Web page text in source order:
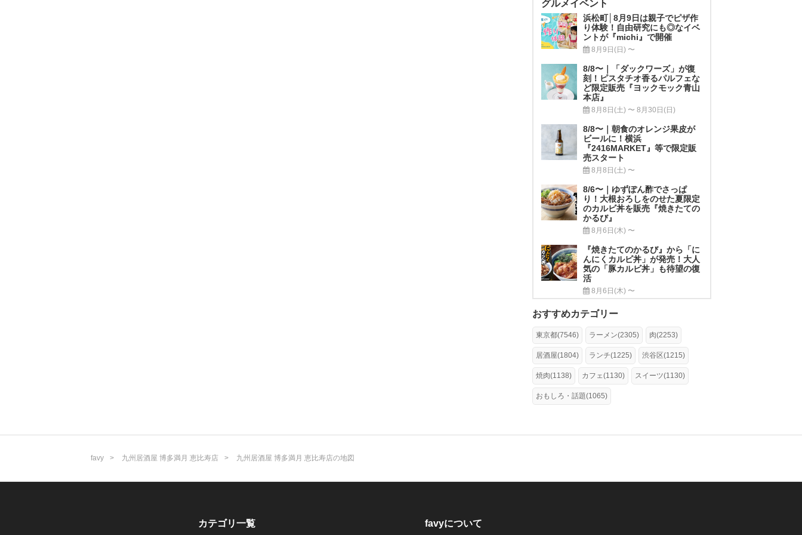
グルメイベント
浜松町│8月9日は親子でピザ作
り体験！自由研究にも◎なイベ
ントが『michi』で開催
8月9日(日) 〜
8/8〜｜「ダックワーズ」が復
刻！ピスタチオ香るパルフェな
ど限定販売『ヨックモック青山
本店』
8月8日(土) 〜 8月30日(日)
8/8〜｜朝食のオレンジ果皮が
ビールに！横浜
『2416MARKET』等で限定販
売スタート
8月8日(土) 〜
8/6〜｜ゆずぽん酢でさっぱ
り！大根おろしをのせた夏限定
のカルビ丼を販売『焼きたての
かるび』
8月6日(木) 〜
『焼きたてのかるび』から「に
んにくカルビ丼」が発売！大人
気の「豚カルビ丼」も待望の復
活
8月6日(木) 〜
おすすめカテゴリー
東京都(7546) ラーメン(2305) 肉(2253)
居酒屋(1804) ランチ(1225) 渋谷区(1215)
焼肉(1138) カフェ(1130) スイーツ(1130)
おもしろ・話題(1065)
favy 九州居酒屋 博多満月 恵比寿店 九州居酒屋 博多満月 恵比寿店の地図
カテゴリ一覧 favyについて